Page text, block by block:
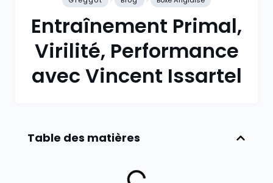
Entraînement Primal,
Virilité, Performance
avec Vincent Issartel
Table des matières